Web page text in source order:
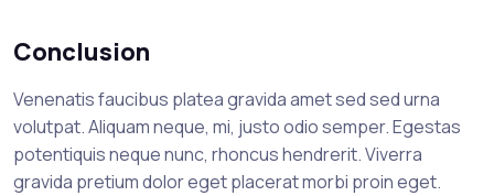
Conclusion
Venenatis faucibus platea gravida amet sed sed urna
volutpat. Aliquam neque, mi, justo odio semper. Egestas
potentiquis neque nunc, rhoncus hendrerit. Viverra
gravida pretium dolor eget placerat morbi proin eget.